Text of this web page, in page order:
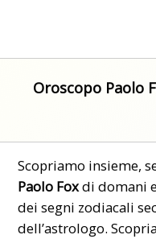
Oroscopo Paolo
Scopriamo insieme,
Paolo Foxdi domani
dei segni zodiacali
dell’astrologo.